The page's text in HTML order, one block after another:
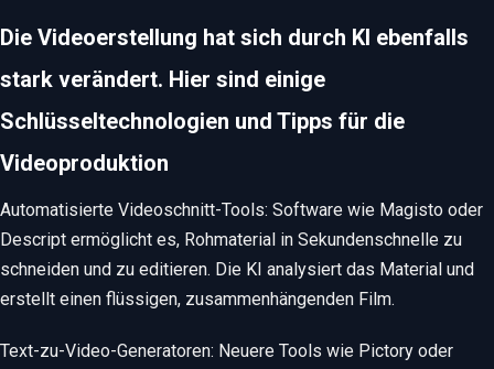
Die Videoerstellung hat sich durch KI ebenfalls
stark verändert. Hier sind einige
Schlüsseltechnologien und Tipps für die
Videoproduktion
Automatisierte Videoschnitt-Tools: Software wie Magisto oder
Descript ermöglicht es, Rohmaterial in Sekundenschnelle zu
schneiden und zu editieren. Die KI analysiert das Material und
erstellt einen flüssigen, zusammenhängenden Film.
Text-zu-Video-Generatoren: Neuere Tools wie Pictory oder